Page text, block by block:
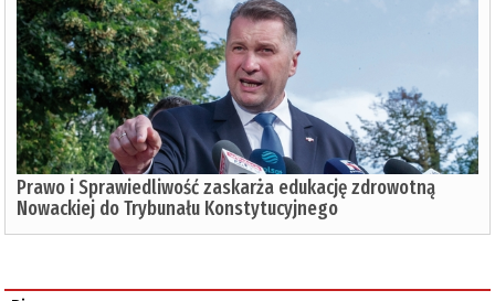
Prawo i Sprawiedliwość zaskarża edukację zdrowotną
Nowackiej do Trybunału Konstytucyjnego